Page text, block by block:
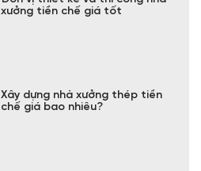
xưởng tiền chế giá tốt
Xây dựng nhà xưởng thép tiền
chế giá bao nhiêu?